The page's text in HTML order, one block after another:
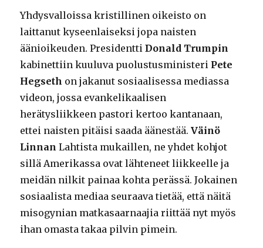
Yhdysvalloissa kristillinen oikeisto on
laittanut kyseenlaiseksi jopa naisten
äänioikeuden. PresidenttiDonald Trumpin
kabinettiin kuuluva puolustusministeri Pete
Hegseth on jakanut sosiaalisessa mediassa
videon, jossa evankelikaalisen
herätysliikkeen pastori kertoo kantanaan,
ettei naisten pitäisi saada äänestää.Väinö
LinnanLahtista mukaillen, ne yhdet kohjot
sillä Amerikassa ovat lähteneet liikkeelle ja
meidän nilkit painaa kohta perässä. Jokainen
sosiaalista mediaa seuraava tietää, että näitä
misogynian matkasaarnaajia riittää nyt myös
ihan omasta takaa pilvin pimein.